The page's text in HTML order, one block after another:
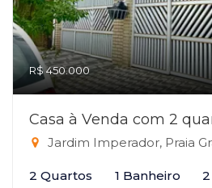
R$ 450.000
Casa à Venda com 2
Jardim Imperador, Praia
2 Quartos 1 Banheiro